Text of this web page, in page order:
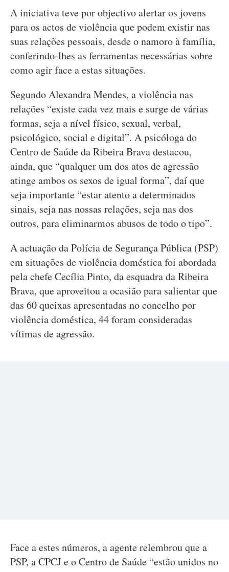
A iniciativa teve por objectivo alertar os jovens
para os actos de violência que podem existir nas
suas relações pessoais, desde o namoro à família,
conferindo-lhes as ferramentas necessárias sobre
como agir face a estas situações.
Segundo Alexandra Mendes, a violência nas
relações “existe cada vez mais e surge de várias
formas, seja a nível físico, sexual, verbal,
psicológico, social e digital”. A psicóloga do
Centro de Saúde da Ribeira Brava destacou,
ainda, que “qualquer um dos atos de agressão
atinge ambos os sexos de igual forma”, daí que
seja importante “estar atento a determinados
sinais, seja nas nossas relações, seja nas dos
outros, para eliminarmos abusos de todo o tipo”.
A actuação da Polícia de Segurança Pública (PSP)
em situações de violência doméstica foi abordada
pela chefe Cecília Pinto, da esquadra da Ribeira
Brava, que aproveitou a ocasião para salientar que
das 60 queixas apresentadas no concelho por
violência doméstica, 44 foram consideradas
vítimas de agressão.
Face a estes números, a agente relembrou que a
PSP, a CPCJ e o Centro de Saúde “estão unidos no